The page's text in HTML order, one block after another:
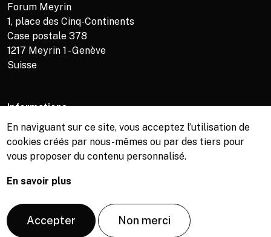
Forum Meyrin
1, place des Cinq-Continents
Case postale 378
1217 Meyrin 1 - Genève
Suisse
Informations
Service de la culture +41 (0)22 989 16 69
Billetterie +41 (0)22 989 34 34
Bibliothèque +41 (0)22 989 34 74
© Copyright, Service de la culture de Meyrin, 2026
En naviguant sur ce site, vous acceptez l’utilisation de
cookies créés par nous-mêmes ou par des tiers pour
vous proposer du contenu personnalisé.
En savoir plus
Accepter Non merci